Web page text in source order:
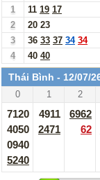
1
11 19 17
2
20 23
3
36 33 37 34 34
4
40 40
Thái Bình - 12/07/
0 1 2
7120
4050
0940
5240
4911
2471
6962
62